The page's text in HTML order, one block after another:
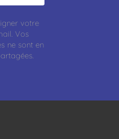
votre
Vos
ne sont en